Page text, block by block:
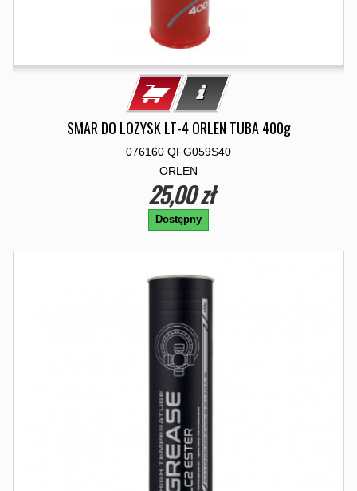
SMAR DO LOZYSK LT-4 ORLEN TUBA 400g
076160 QFG059S40
ORLEN
25,00 zł
Dostępny